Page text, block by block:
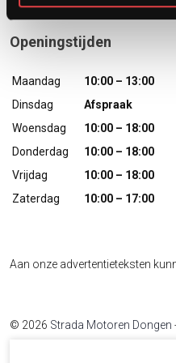
Openingstijden
Maandag
10:00 – 13:00
Dinsdag
Afspraak
Woensdag
10:00 – 18:00
Donderdag
10:00 – 18:00
Vrijdag
10:00 – 18:00
Zaterdag
10:00 – 17:00
Aan onze advertentieteksten
© 2026 Strada Motoren Dongen